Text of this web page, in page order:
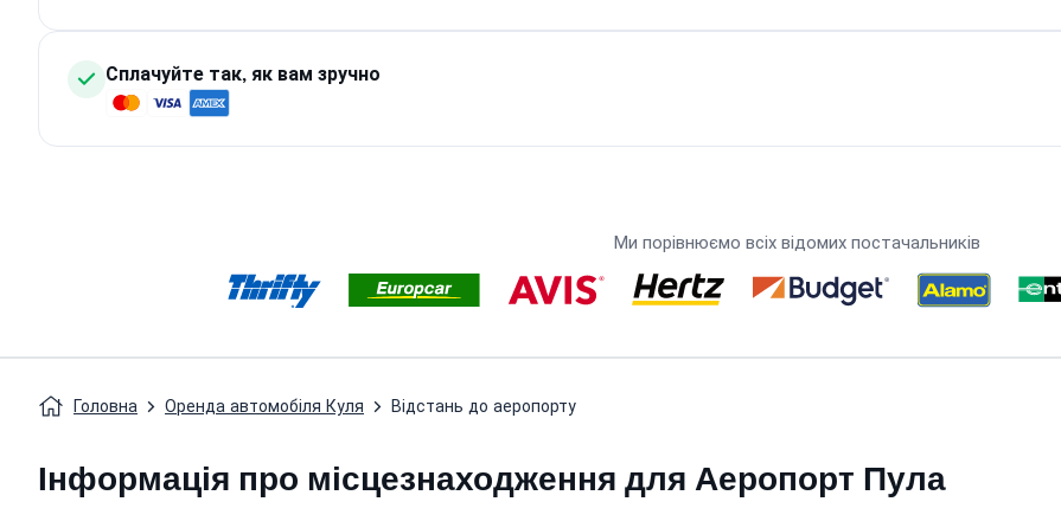
Сплачуйте так, як вам зручно
Ми порівнюємо всіх відомих постачальників
Головна Оренда автомобіля Куля Відстань до аеропорту
Інформація про місцезнаходження для Аеропорт Пула